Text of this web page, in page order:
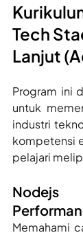
Tech
Lanjut
Program ini
untuk
industri
kompetensi
pelajari
Memahami